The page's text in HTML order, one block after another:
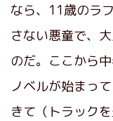
なら、11歳のラ
さない悪童で、
のだ。ここから
ノベルが始まっ
きて（トラック